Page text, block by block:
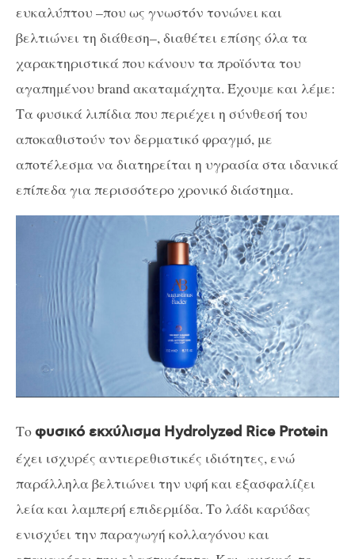
ευκαλύπτου –που ως γνωστόν τονώνει και
βελτιώνει τη διάθεση–, διαθέτει επίσης όλα τα
χαρακτηριστικά που κάνουν τα προϊόντα του
αγαπημένου brand ακαταμάχητα. Έχουμε και λέμε:
Τα φυσικά λιπίδια που περιέχει η σύνθεσή του
αποκαθιστούν τον δερματικό φραγμό, με
αποτέλεσμα να διατηρείται η υγρασία στα ιδανικά
επίπεδα για περισσότερο χρονικό διάστημα.
Τοφυσικό εκχύλισμα Hydrolyzed Rice Protein
έχει ισχυρές αντιερεθιστικές ιδιότητες, ενώ
παράλληλα βελτιώνει την υφή και εξασφαλίζει
λεία και λαμπερή επιδερμίδα. Το λάδι καρύδας
ενισχύει την παραγωγή κολλαγόνου και